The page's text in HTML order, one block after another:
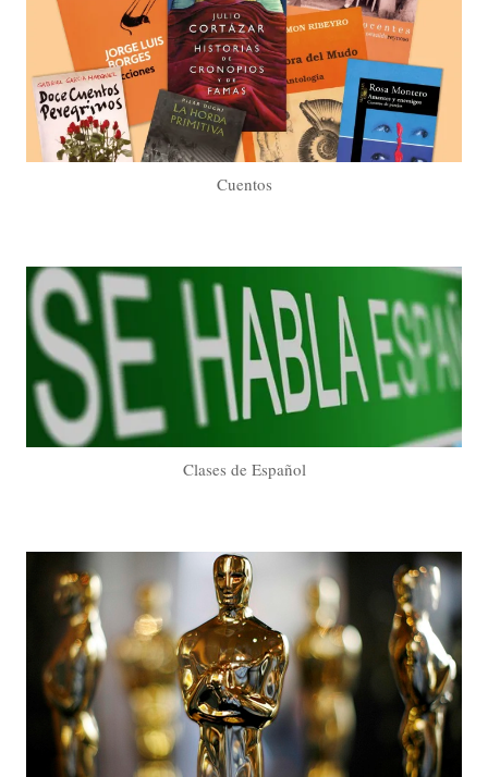
Cuentos
Clases de Español